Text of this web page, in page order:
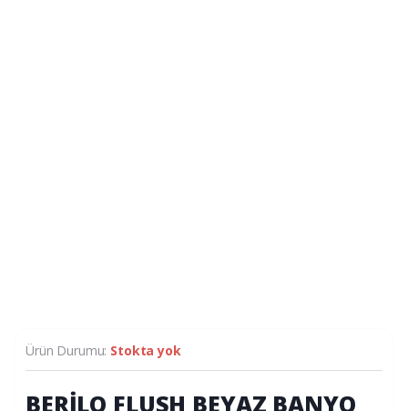
Ürün Durumu: Stokta yok
BERİLO FLUSH BEYAZ BANYO